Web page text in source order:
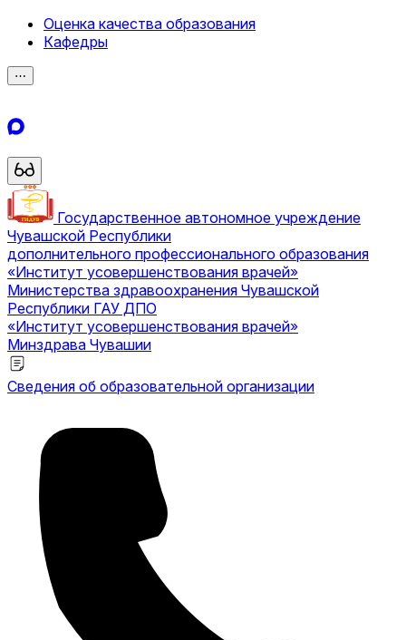
Оценка качества образования
Кафедры
⋯
Государственное автономное учреждение
Чувашской Республики
дополнительного профессионального образования
«Институт усовершенствования врачей»
Министерства здравоохранения Чувашской
Республики ГАУ ДПО
«Институт усовершенствования врачей»
Минздрава Чувашии
Сведения об образовательной организации